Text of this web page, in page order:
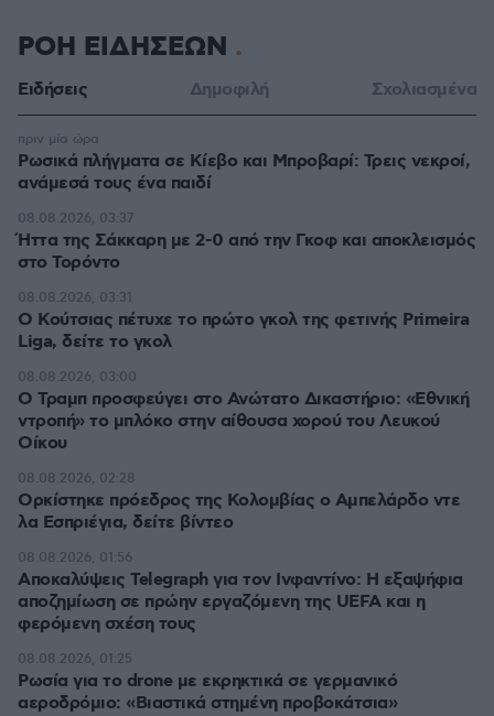
ΡΟΗ ΕΙΔΗΣΕΩΝ
Ειδήσεις Δημοφιλή Σχολιασμένα
Ρωσικά πλήγματα σε Κίεβο και Μπροβαρί: Τρεις νεκροί,
ανάμεσά τους ένα παιδί
πριν μία ώρα
Ήττα της Σάκκαρη με 2-0 από την Γκοφ και αποκλεισμός
στο Τορόντο
08.08.2026, 03:37
Ο Κούτσιας πέτυχε το πρώτο γκολ της φετινής Primeira
Liga, δείτε το γκολ
08.08.2026, 03:31
Ο Τραμπ προσφεύγει στο Ανώτατο Δικαστήριο: «Εθνική
ντροπή» το μπλόκο στην αίθουσα χορού του Λευκού
Οίκου
08.08.2026, 03:00
Ορκίστηκε πρόεδρος της Κολομβίας ο Αμπελάρδο ντε
λα Εσπριέγια, δείτε βίντεο
08.08.2026, 02:28
Αποκαλύψεις Telegraph για τον Ινφαντίνο: Η εξαψήφια
αποζημίωση σε πρώην εργαζόμενη της UEFA και η
φερόμενη σχέση τους
08.08.2026, 01:56
Ρωσία για το drone με εκρηκτικά σε γερμανικό
αεροδρόμιο: «Βιαστικά στημένη προβοκάτσια»
08.08.2026, 01:25